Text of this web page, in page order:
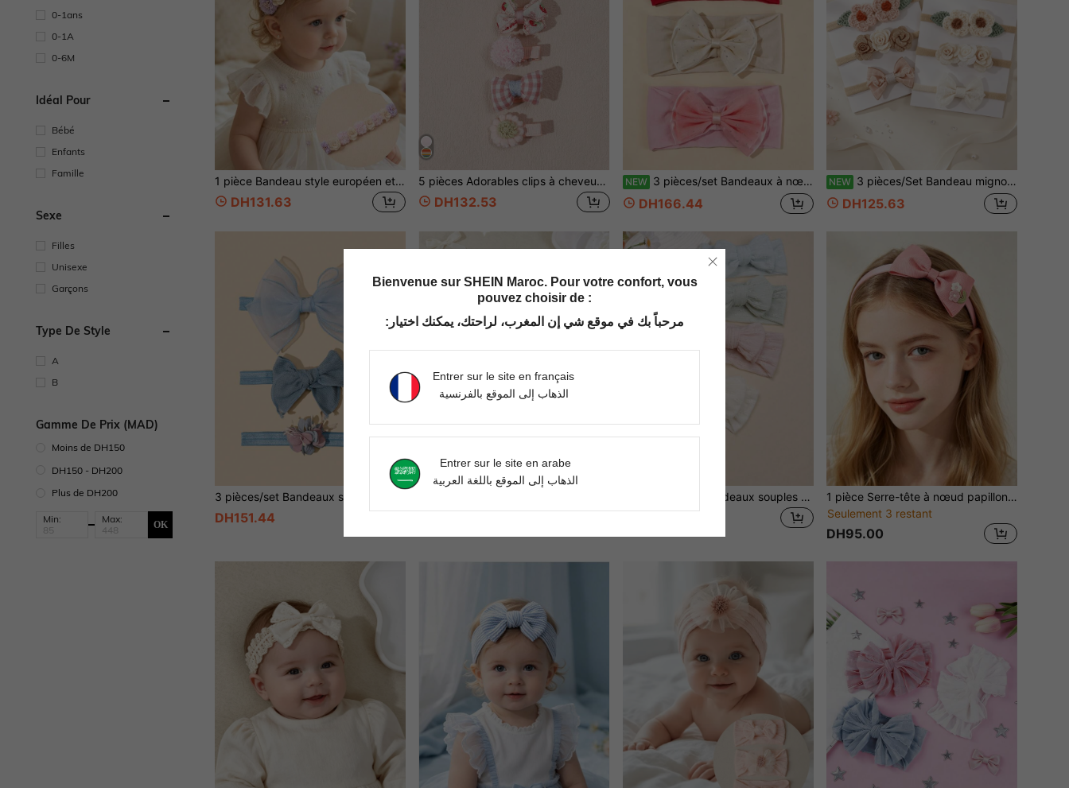
0-1ans
0-1A
0-6M
Idéal Pour
Bébé
Enfants
Famille
Sexe
Filles
Unisexe
Garçons
Type De Style
A
B
Gamme De Prix (MAD)
Moins de DH150
DH150 - DH200
Plus de DH200
Min: Max: OK
1 pièce Bandeau style européen et américain avec 9 jolies fleurs de rose pour bébés filles, convient pour un usage quotidien et les fêtes, cadeau parfait pour les filles
DH131.63
5 pièces Adorables clips à cheveux pour bébé en forme de fleur en tissu et de nœud papillon, Saint-Valentin
DH132.53
NEW 3 pièces/set Bandeaux à nœud en dentelle pour bébé fille, bandeaux élastiques de couleur unie pour nouveau-nés, accessoires pour cheveux de style princesse, cadeau pour bébé
DH166.44
NEW 3 pièces/Set Bandeau mignon pour bébé fille, Bandeau à nœud avec fleur et feuille tricotée, Convient pour le port quotidien et les fêtes (Carte en papier non incluse)
DH125.63
DH151.44
3/5 pièces Set Bandeaux souples en maille et dentelle pour bébés filles, avec nœud, convient pour une utilisation quotidienne au printemps (sans carte en papier incluse)
1 pièce Serre-tête à nœud papillon et fleur, accessoire de cheveux non dommageant, ornement de cheveux style princesse convenant pour un usage quotidien et festif
Seulement 3 restant
DH95.00
Bienvenue sur SHEIN Maroc. Pour votre confort, vous
pouvez choisir de :
مرحباً بك في موقع شي إن المغرب، لراحتك، يمكنك اختيار:
Entrer sur le site en français
الذهاب إلى الموقع بالفرنسية
Entrer sur le site en arabe
الذهاب إلى الموقع باللغة العربية